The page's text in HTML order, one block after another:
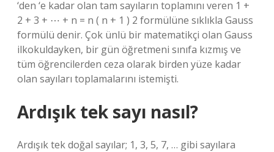
‘den ‘e kadar olan tam sayıların toplamını veren 1 +
2 + 3 + ⋯ + n = n ( n + 1 ) 2 formülüne sıklıkla Gauss
formülü denir. Çok ünlü bir matematikçi olan Gauss
ilkokuldayken, bir gün öğretmeni sınıfa kızmış ve
tüm öğrencilerden ceza olarak birden yüze kadar
olan sayıları toplamalarını istemişti.
Ardışık tek sayı nasıl?
Ardışık tek doğal sayılar; 1, 3, 5, 7, … gibi sayılara